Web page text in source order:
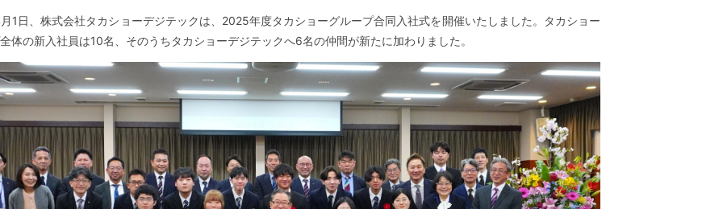
1日、株式会社タカショーデジテックは、2025年度タカショーグループ合同入社式を開催いたしました。タカショー
体の新入社員は10名、そのうちタカショーデジテックへ6名の仲間が新たに加わりました。